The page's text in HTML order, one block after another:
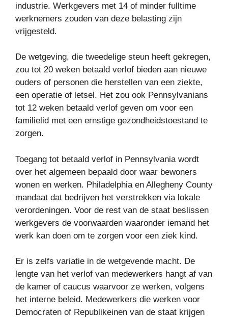
industrie. Werkgevers met 14 of minder fulltime
werknemers zouden van deze belasting zijn
vrijgesteld.
De wetgeving, die tweedelige steun heeft gekregen,
zou tot 20 weken betaald verlof bieden aan nieuwe
ouders of personen die herstellen van een ziekte,
een operatie of letsel. Het zou ook Pennsylvanians
tot 12 weken betaald verlof geven om voor een
familielid met een ernstige gezondheidstoestand te
zorgen.
Toegang tot betaald verlof in Pennsylvania wordt
over het algemeen bepaald door waar bewoners
wonen en werken. Philadelphia en Allegheny County
mandaat dat bedrijven het verstrekken via lokale
verordeningen. Voor de rest van de staat beslissen
werkgevers de voorwaarden waaronder iemand het
werk kan doen om te zorgen voor een ziek kind.
Er is zelfs variatie in de wetgevende macht. De
lengte van het verlof van medewerkers hangt af van
de kamer of caucus waarvoor ze werken, volgens
het interne beleid. Medewerkers die werken voor
Democraten of Republikeinen van de staat krijgen